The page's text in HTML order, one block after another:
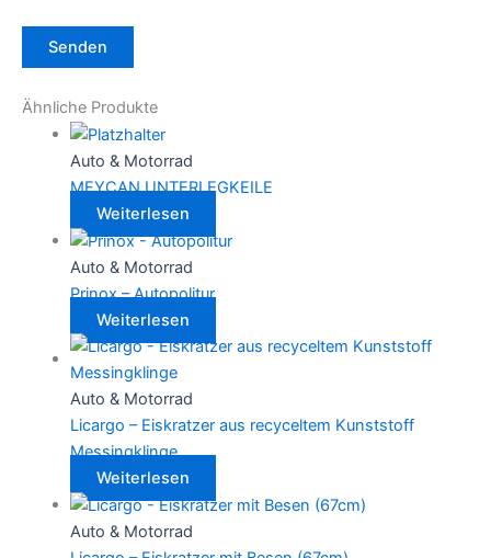
Ähnliche Produkte
Auto & Motorrad
MEYCAN UNTERLEGKEILE
Weiterlesen
Auto & Motorrad
Prinox – Autopolitur
Weiterlesen
Auto & Motorrad
Licargo – Eiskratzer aus recyceltem Kunststoff
Messingklinge
Weiterlesen
Auto & Motorrad